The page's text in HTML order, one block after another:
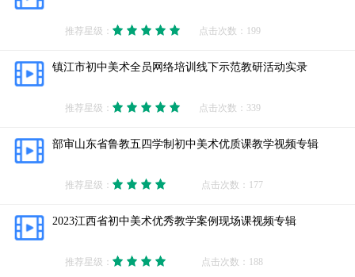
推荐星级： 点击次数：199
镇江市初中美术全员网络培训线下示范教研活动实录
推荐星级： 点击次数：339
部审山东省鲁教五四学制初中美术优质课教学视频专辑
推荐星级： 点击次数：177
2023江西省初中美术优秀教学案例现场课视频专辑
推荐星级： 点击次数：188